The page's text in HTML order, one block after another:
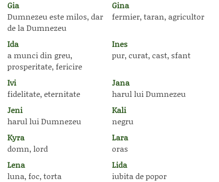
Gia
Dumnezeu este milos, dar
de la Dumnezeu
Gina
fermier, taran, agricultor
Ida
a munci din greu,
prosperitate, fericire
Ines
pur, curat, cast, sfant
Ivi
fidelitate, eternitate
Jana
harul lui Dumnezeu
Jeni
harul lui Dumnezeu
Kali
negru
Kyra
domn, lord
Lara
oras
Lena
luna, foc, torta
Lida
iubita de popor